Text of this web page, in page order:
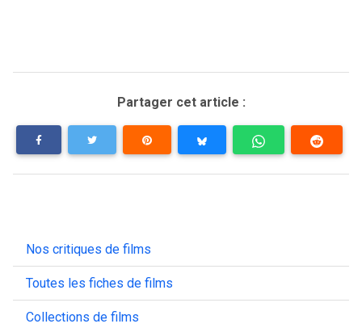
Partager cet article :
Nos critiques de films
Toutes les fiches de films
Collections de films